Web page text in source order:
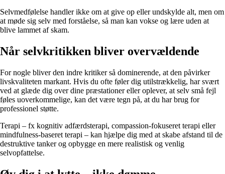
Selvmedfølelse handler ikke om at give op eller undskylde alt, men om
at møde sig selv med forståelse, så man kan vokse og lære uden at
blive lammet af skam.
Når selvkritikken bliver overvældende
For nogle bliver den indre kritiker så dominerende, at den påvirker
livskvaliteten markant. Hvis du ofte føler dig utilstrækkelig, har svært
ved at glæde dig over dine præstationer eller oplever, at selv små fejl
føles uoverkommelige, kan det være tegn på, at du har brug for
professionel støtte.
Terapi – fx kognitiv adfærdsterapi, compassion-fokuseret terapi eller
mindfulness-baseret terapi – kan hjælpe dig med at skabe afstand til de
destruktive tanker og opbygge en mere realistisk og venlig
selvopfattelse.